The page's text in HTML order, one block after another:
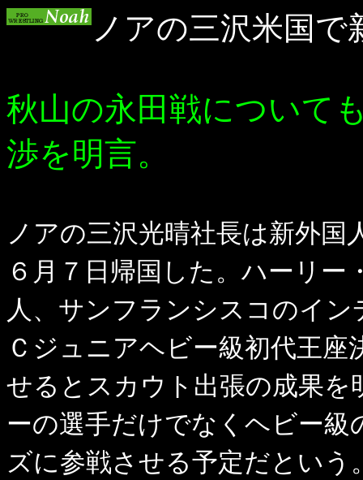
ノアの三沢米国で
秋山の永田戦について
渉を明言。
ノアの三沢光晴社長は新外国
６月７日帰国した。ハーリ
人、サンフランシスコのイ
Ｃジュニアヘビー級初代王
せるとスカウト出張の成果
ーの選手だけでなくヘビー級
ズに参戦させる予定だという